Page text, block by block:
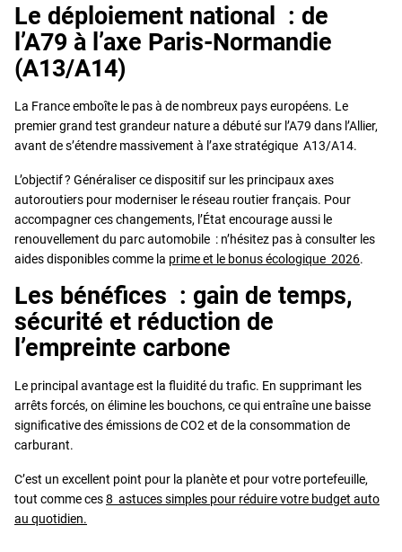
Le déploiement national : de
l’A79 à l’axe Paris-Normandie
(A13/A14)
La France emboîte le pas à de nombreux pays européens. Le
premier grand test grandeur nature a débuté sur l’A79 dans l’Allier,
avant de s’étendre massivement à l’axe stratégique A13/A14.
L’objectif ? Généraliser ce dispositif sur les principaux axes
autoroutiers pour moderniser le réseau routier français. Pour
accompagner ces changements, l’État encourage aussi le
renouvellement du parc automobile : n’hésitez pas à consulter les
aides disponibles comme la prime et le bonus écologique 2026.
Les bénéfices : gain de temps,
sécurité et réduction de
l’empreinte carbone
Le principal avantage est la fluidité du trafic. En supprimant les
arrêts forcés, on élimine les bouchons, ce qui entraîne une baisse
significative des émissions de CO2 et de la consommation de
carburant.
C’est un excellent point pour la planète et pour votre portefeuille,
tout comme ces8 astuces simples pour réduire votre budget auto
au quotidien.